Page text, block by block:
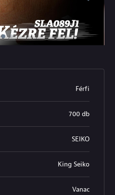
Férfi
700 db
SEIKO
King Seiko
Vanac